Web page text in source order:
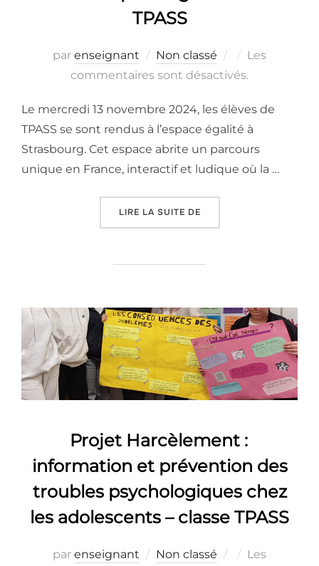
TPASS
par enseignant Non classé
Publié
le
Les
commentaires sont désactivés.
Le mercredi 13 novembre 2024, les élèves de
TPASS se sont rendus à l’espace égalité à
Strasbourg. Cet espace abrite un parcours
unique en France, interactif et ludique où la …
LIRE LA SUITE DE« SORTIE À L’ESPACE
Projet Harcèlement :
information et prévention des
troubles psychologiques chez
les adolescents – classe TPASS
par enseignant Non classé
Publié
Les